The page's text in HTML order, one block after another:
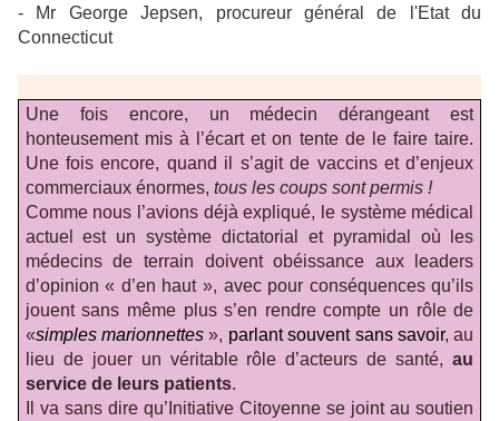
- Mr George Jepsen, procureur général de l'Etat du
Connecticut
Une fois encore, un médecin dérangeant est
honteusement mis à l’écart et on tente de le faire taire.
Une fois encore, quand il s’agit de vaccins et d’enjeux
commerciaux énormes, tous les coups sont permis !
Comme nous l’avions déjà expliqué, le système médical
actuel est un système dictatorial et pyramidal où les
médecins de terrain doivent obéissance aux leaders
d’opinion « d’en haut », avec pour conséquences qu’ils
jouent sans même plus s’en rendre compte un rôle de
«simples marionnettes », parlant souvent sans savoir, au
lieu de jouer un véritable rôle d’acteurs de santé,au
service de leurs patients.
Il va sans dire qu’Initiative Citoyenne se joint au soutien